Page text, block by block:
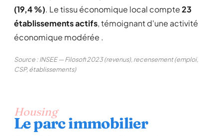
(19,4 %). Le tissu économique local compte23
établissements actifs, témoignant d'une activité
économique modérée .
Source : INSEE — Filosofi 2023 (revenus), recensement (emploi,
CSP, établissements)
Housing
Le parc immobilier